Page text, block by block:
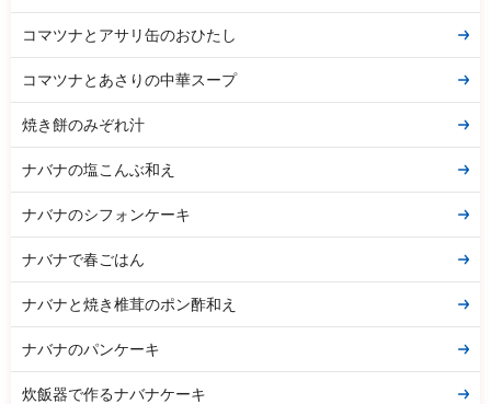
コマツナとアサリ缶のおひたし
コマツナとあさりの中華スープ
焼き餅のみぞれ汁
ナバナの塩こんぶ和え
ナバナのシフォンケーキ
ナバナで春ごはん
ナバナと焼き椎茸のポン酢和え
ナバナのパンケーキ
炊飯器で作るナバナケーキ